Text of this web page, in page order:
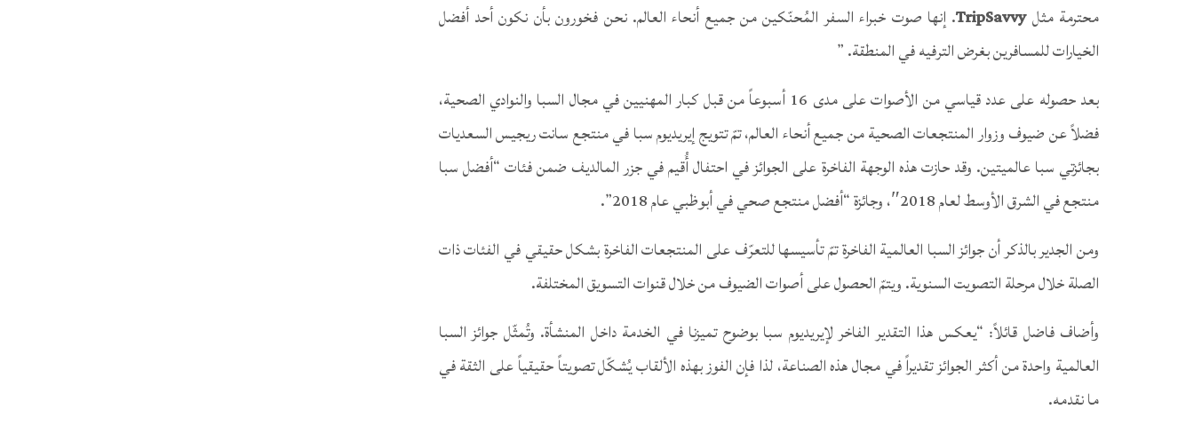
محترمة مثلTripSavvy. إنها صوت خبراء السفر المُحنّكين من جميع أنحاء العالم. نحن فخورون بأن نكون أحد أفضل
الخيارات للمسافرين بغرض الترفيه في المنطقة. ”
بعد حصوله على عدد قياسي من الأصوات على مدى 16 أسبوعاً من قبل كبار المهنيين في مجال السبا والنوادي الصحية،
فضلاً عن ضيوف وزوار المنتجعات الصحية من جميع أنحاء العالم، تمّ تتويج إيريديوم سبا في منتجع سانت ريجيس السعديات
بجائزتي سبا عالميتين. وقد حازت هذه الوجهة الفاخرة على الجوائز في احتفال أُقيم في جزر المالديف ضمن فئات “أفضل سبا
منتجع في الشرق الأوسط لعام 2018″، وجائزة “أفضل منتجع صحي في أبوظبي عام 2018”.
ومن الجدير بالذكر أن جوائز السبا العالمية الفاخرة تمّ تأسيسها للتعرّف على المنتجعات الفاخرة بشكل حقيقي في الفئات ذات
الصلة خلال مرحلة التصويت السنوية. ويتمّ الحصول على أصوات الضيوف من خلال قنوات التسويق المختلفة.
وأضاف فاضل قائلاً: “يعكس هذا التقدير الفاخر لإيريديوم سبا بوضوح تميزنا في الخدمة داخل المنشأة. وتُمثّل جوائز السبا
العالمية واحدة من أكثر الجوائز تقديراً في مجال هذه الصناعة، لذا فإن الفوز بهذه الألقاب يُشكّل تصويتاً حقيقياً على الثقة في
ما نقدمه.